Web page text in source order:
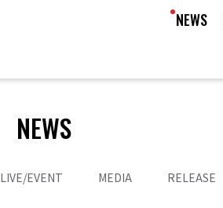
NEWS
NEWS
LIVE/EVENT MEDIA RELEASE